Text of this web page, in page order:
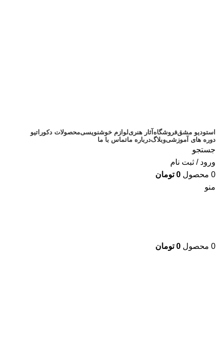
استودیو مشقفروشگاه آثار هنریلوازم خوشنویسیمحصولات دکوراتیو
دوره های آموزشیوبلاگدرباره ماتماس با ما
جستجو
ورود / ثبت نام
0 محصول 0 تومان
منو
0 محصول 0 تومان